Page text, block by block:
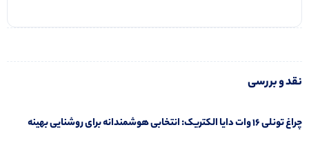
نقد و بررسی
چراغ تونلی 16 وات دایا الکتریک: انتخابی هوشمندانه برای روشنایی بهینه